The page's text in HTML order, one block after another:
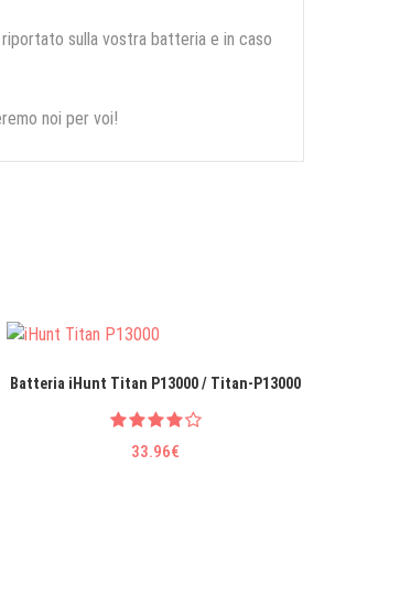
sulla vostra batteria e in caso
noi per voi!
Batteria iHunt Titan P13000 / Titan-P13000
33.96€